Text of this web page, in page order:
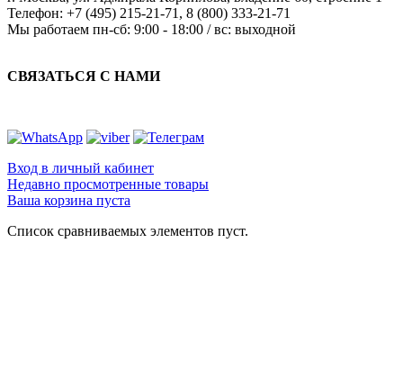
Телефон: +7 (495) 215-21-71 , 8 (800) 333-21-71
Мы работаем пн-сб: 9:00 - 18:00 / вс: выходной
СВЯЗАТЬСЯ С НАМИ
Вход в личный кабинет
Недавно просмотренные товары
Ваша корзина пуста
Список сравниваемых элементов пуст.